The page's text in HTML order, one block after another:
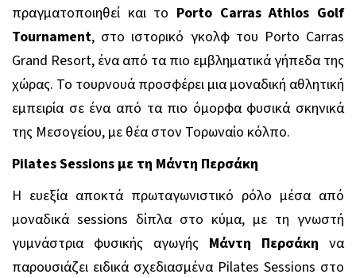
πραγματοποιηθεί και το Porto Carras Athlos Golf
Tournament, στο ιστορικό γκολφ του Porto Carras
Grand Resort, ένα από τα πιο εμβληματικά γήπεδα της
χώρας. Το τουρνουά προσφέρει μια μοναδική αθλητική
εμπειρία σε ένα από τα πιο όμορφα φυσικά σκηνικά
της Μεσογείου, με θέα στον Τορωναίο κόλπο.
Pilates Sessions με τη Μάντη Περσάκη
Η ευεξία αποκτά πρωταγωνιστικό ρόλο μέσα από
μοναδικά sessions δίπλα στο κύμα, με τη γνωστή
γυμνάστρια φυσικής αγωγής Μάντη Περσάκη να
παρουσιάζει ειδικά σχεδιασμένα Pilates Sessions στο